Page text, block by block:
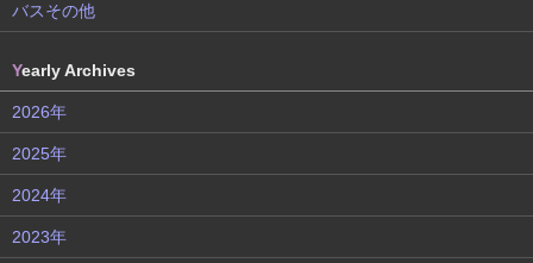
バスその他
Yearly Archives
2026年
2025年
2024年
2023年